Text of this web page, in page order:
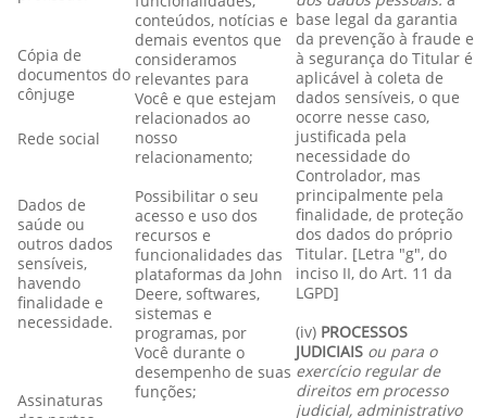
conteúdos, notícias e
demais eventos que
consideramos
relevantes para
Você e que estejam
relacionados ao
nosso
relacionamento;
Possibilitar o seu
acesso e uso dos
recursos e
funcionalidades das
plataformas da John
Deere, softwares,
sistemas e
programas, por
Você durante o
desempenho de suas
funções;
base legal da garantia
da prevenção à fraude e
à segurança do Titular é
aplicável à coleta de
dados sensíveis, o que
ocorre nesse caso,
justificada pela
necessidade do
Controlador, mas
principalmente pela
finalidade, de proteção
dos dados do próprio
Titular. [Letra "g", do
inciso II, do Art. 11 da
LGPD]
(iv) PROCESSOS
JUDICIAIS ou para o
exercício regular de
direitos em processo
judicial, administrativo
Cópia de
documentos do
cônjuge
Rede social
Dados de
saúde ou
outros dados
sensíveis,
havendo
finalidade e
necessidade.
Assinaturas